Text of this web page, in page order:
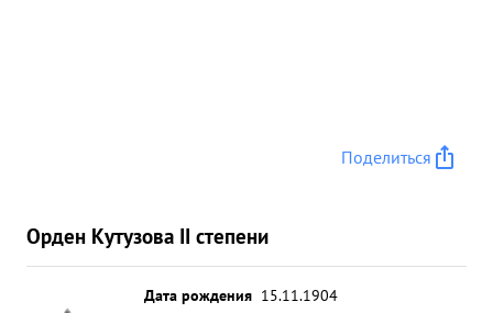
Поделиться
Орден Кутузова II степени
Дата рождения 15.11.1904